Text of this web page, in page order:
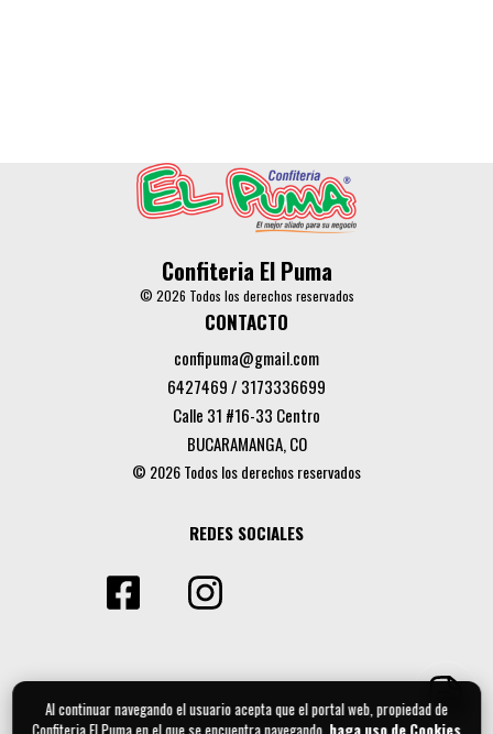
Confiteria El Puma
© 2026 Todos los derechos reservados
CONTACTO
confipuma@gmail.com
6427469 / 3173336699
Calle 31 #16-33 Centro
BUCARAMANGA, CO
© 2026 Todos los derechos reservados
REDES SOCIALES
Al continuar navegando el usuario acepta que el portal web, propiedad de
Confiteria El Puma en el que se encuentra navegando, haga uso de Cookies